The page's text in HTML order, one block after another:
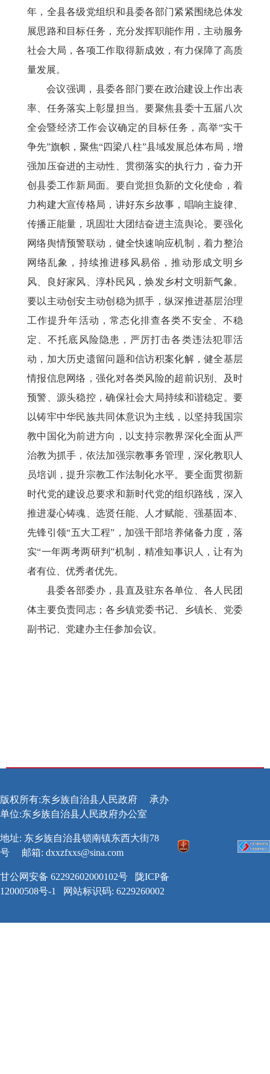
年，全县各级党组织和县委各部门紧紧围绕总体发
展思路和目标任务，充分发挥职能作用，主动服务
社会大局，各项工作取得新成效，有力保障了高质
量发展。
会议强调，县委各部门要在政治建设上作出表
率、任务落实上彰显担当。要聚焦县委十五届八次
全会暨经济工作会议确定的目标任务，高举“实干
争先”旗帜，聚焦“四梁八柱”县域发展总体布局，增
强加压奋进的主动性、贯彻落实的执行力，奋力开
创县委工作新局面。要自觉担负新的文化使命，着
力构建大宣传格局，讲好东乡故事，唱响主旋律、
传播正能量，巩固壮大团结奋进主流舆论。要强化
网络舆情预警联动，健全快速响应机制，着力整治
网络乱象，持续推进移风易俗，推动形成文明乡
风、良好家风、淳朴民风，焕发乡村文明新气象。
要以主动创安主动创稳为抓手，纵深推进基层治理
工作提升年活动，常态化排查各类不安全、不稳
定、不托底风险隐患，严厉打击各类违法犯罪活
动，加大历史遗留问题和信访积案化解，健全基层
情报信息网络，强化对各类风险的超前识别、及时
预警、源头稳控，确保社会大局持续和谐稳定。要
以铸牢中华民族共同体意识为主线，以坚持我国宗
教中国化为前进方向，以支持宗教界深化全面从严
治教为抓手，依法加强宗教事务管理，深化教职人
员培训，提升宗教工作法制化水平。要全面贯彻新
时代党的建设总要求和新时代党的组织路线，深入
推进凝心铸魂、选贤任能、人才赋能、强基固本、
先锋引领“五大工程”，加强干部培养储备力度，落
实“一年两考两研判”机制，精准知事识人，让有为
者有位、优秀者优先。
县委各部委办，县直及驻东各单位、各人民团
体主要负责同志；各乡镇党委书记、乡镇长、党委
副书记、党建办主任参加会议。
版权所有:东乡族自治县人民政府
承办
单位:东乡族自治县人民政府办公室
地址: 东乡族自治县锁南镇东西大街78
号
邮箱: dxxzfxxs@sina.com
甘公网安备 62292602000102号
陇ICP备
12000508号-1
网站标识码: 6229260002